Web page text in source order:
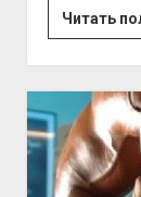
Читать